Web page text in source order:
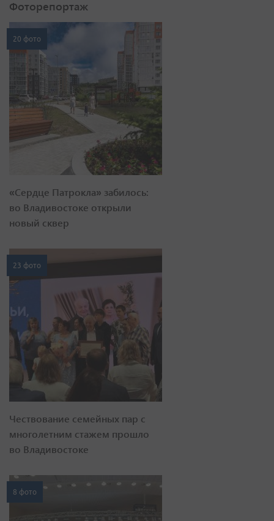
Фоторепортаж
20 фото
«Сердце Патрокла» забилось:
во Владивостоке открыли
новый сквер
23 фото
Чествование семейных пар с
многолетним стажем прошло
во Владивостоке
8 фото